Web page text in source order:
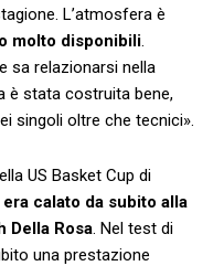
L’atmosfera è
molto disponibili.
sa relazionarsi nella
è stata costruita bene,
singoli oltre che tecnici».
US Basket Cup di
calato da subito alla
Della Rosa. Nel test di
una prestazione